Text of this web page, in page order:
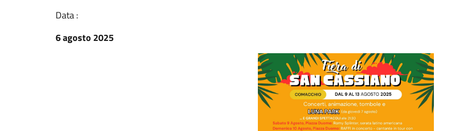
Data :
6 agosto 2025